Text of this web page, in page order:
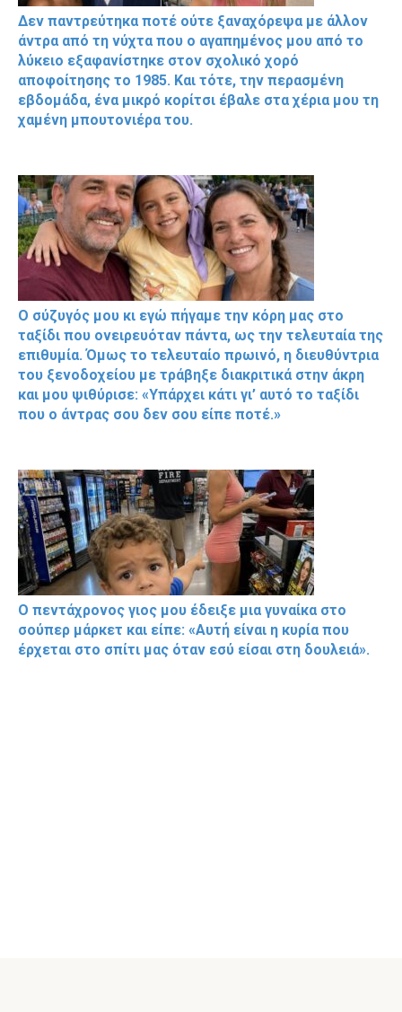
Δεν παντρεύτηκα ποτέ ούτε ξαναχόρεψα με άλλον
άντρα από τη νύχτα που ο αγαπημένος μου από το
λύκειο εξαφανίστηκε στον σχολικό χορό
αποφοίτησης το 1985. Και τότε, την περασμένη
εβδομάδα, ένα μικρό κορίτσι έβαλε στα χέρια μου τη
χαμένη μπουτονιέρα του.
Ο σύζυγός μου κι εγώ πήγαμε την κόρη μας στο
ταξίδι που ονειρευόταν πάντα, ως την τελευταία της
επιθυμία. Όμως το τελευταίο πρωινό, η διευθύντρια
του ξενοδοχείου με τράβηξε διακριτικά στην άκρη
και μου ψιθύρισε: «Υπάρχει κάτι γι’ αυτό το ταξίδι
που ο άντρας σου δεν σου είπε ποτέ.»
Ο πεντάχρονος γιος μου έδειξε μια γυναίκα στο
σούπερ μάρκετ και είπε: «Αυτή είναι η κυρία που
έρχεται στο σπίτι μας όταν εσύ είσαι στη δουλειά».